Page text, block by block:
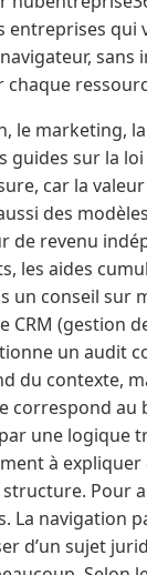
le marketing,
sur la
car la
des
de revenu
les aides
un conseil sur
(gestion
un audit
du contexte,
correspond
une logique
à
Pour
La navigation
d’un sujet